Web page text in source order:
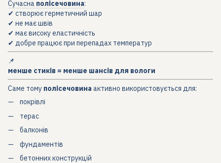
Сучасна полісечовина:
✔ створює герметичний шар
✔ не має швів
✔ має високу еластичність
✔ добре працює при перепадах температур
📌
менше стиків = менше шансів для вологи
Саме тому полісечовина активно використовується для:
покрівлі
терас
балконів
фундаментів
бетонних конструкцій